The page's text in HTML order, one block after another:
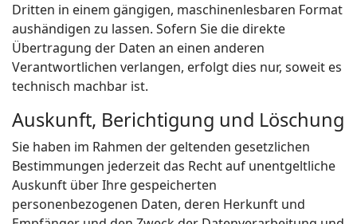
Dritten in einem gängigen, maschinenlesbaren Format
aushändigen zu lassen. Sofern Sie die direkte
Übertragung der Daten an einen anderen
Verantwortlichen verlangen, erfolgt dies nur, soweit es
technisch machbar ist.
Auskunft, Berichtigung und Löschung
Sie haben im Rahmen der geltenden gesetzlichen
Bestimmungen jederzeit das Recht auf unentgeltliche
Auskunft über Ihre gespeicherten
personenbezogenen Daten, deren Herkunft und